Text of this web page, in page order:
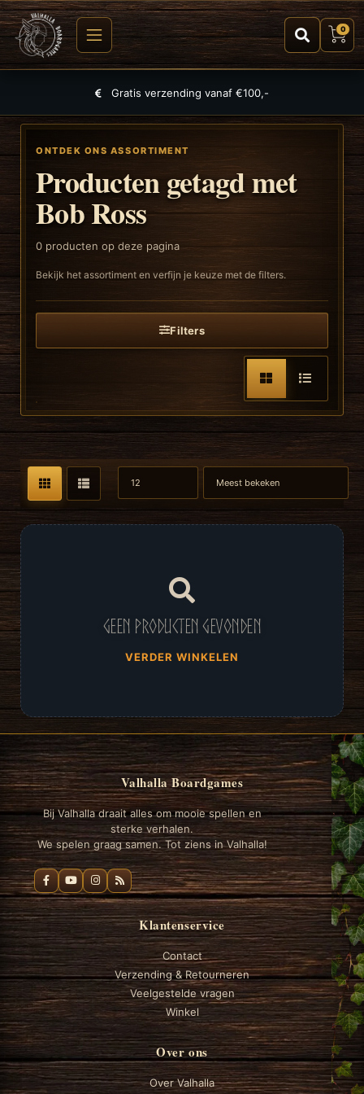
0
Gratis verzending vanaf €100,-
ONTDEK ONS ASSORTIMENT
Producten getagd met
Bob Ross
0 producten op deze pagina
Bekijk het assortiment en verfijn je keuze met de filters.
Filters
Geen producten gevonden
VERDER WINKELEN
Valhalla Boardgames
Bij Valhalla draait alles om mooie spellen en
sterke verhalen.
We spelen graag samen. Tot ziens in Valhalla!
Klantenservice
Contact
Verzending & Retourneren
Veelgestelde vragen
Winkel
Over ons
Over Valhalla